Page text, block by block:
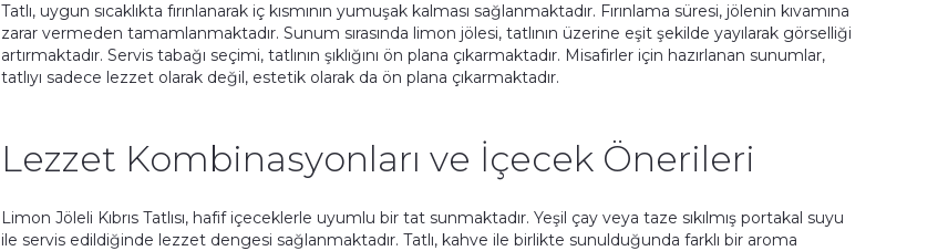
Tatlı, uygun sıcaklıkta fırınlanarak iç kısmının yumuşak kalması sağlanmaktadır. Fırınlama süresi, jölenin kıvamına
zarar vermeden tamamlanmaktadır. Sunum sırasında limon jölesi, tatlının üzerine eşit şekilde yayılarak görselliği
artırmaktadır. Servis tabağı seçimi, tatlının şıklığını ön plana çıkarmaktadır. Misafirler için hazırlanan sunumlar,
tatlıyı sadece lezzet olarak değil, estetik olarak da ön plana çıkarmaktadır.
Lezzet Kombinasyonları ve İçecek Önerileri
Limon Jöleli Kıbrıs Tatlısı, hafif içeceklerle uyumlu bir tat sunmaktadır. Yeşil çay veya taze sıkılmış portakal suyu
ile servis edildiğinde lezzet dengesi sağlanmaktadır. Tatlı, kahve ile birlikte sunulduğunda farklı bir aroma